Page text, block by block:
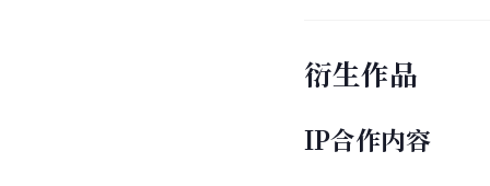
衍生作品
IP合作内容